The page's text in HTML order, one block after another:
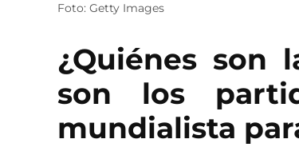
Foto: Getty Images
¿Quiénes son
son los
mundialista